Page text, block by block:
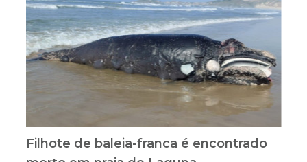
Filhote de baleia-franca é encontrado